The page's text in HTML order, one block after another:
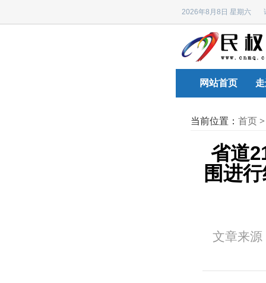
2026年8月8日 星期六
网站首页
当前位置： 首页
省道
围进
文章来